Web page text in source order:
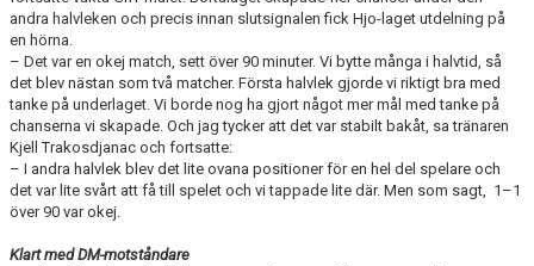
andra halvleken och precis innan slutsignalen fick Hjo-laget utdelning på
en hörna.
– Det var en okej match, sett över 90 minuter. Vi bytte många i halvtid, så
det blev nästan som två matcher. Första halvlek gjorde vi riktigt bra med
tanke på underlaget. Vi borde nog ha gjort något mer mål med tanke på
chanserna vi skapade. Och jag tycker att det var stabilt bakåt, sa tränaren
Kjell Trakosdjanac och fortsatte:
– I andra halvlek blev det lite ovana positioner för en hel del spelare och
det var lite svårt att få till spelet och vi tappade lite där. Men som sagt, 1–1
över 90 var okej.
Klart med DM-motståndare